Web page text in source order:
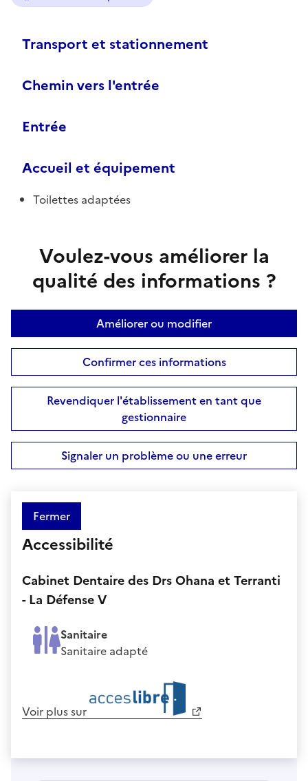
Transport et stationnement
Chemin vers l'entrée
Entrée
Accueil et équipement
Toilettes adaptées
Voulez-vous améliorer la
qualité des informations ?
Améliorer ou modifier
Confirmer ces informations
Revendiquer l'établissement en tant que
gestionnaire
Signaler un problème ou une erreur
Fermer
Accessibilité
Cabinet Dentaire des Drs Ohana et Terranti
- La Défense V
Sanitaire
Sanitaire adapté
Voir plus sur